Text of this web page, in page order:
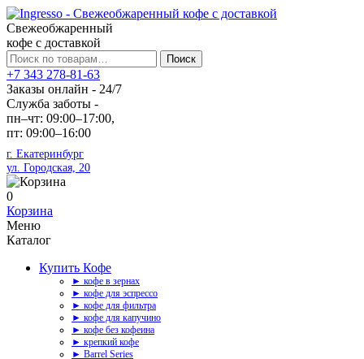
Свежеобжаренный
кофе с доставкой
Искать:
Поиск
+7 343 278-81-63
Заказы онлайн - 24/7
Служба заботы -
пн–чт: 09:00–17:00,
пт: 09:00–16:00
г. Екатеринбург
ул. Городская, 20
0
Корзина
Меню
Каталог
Купить Кофе
► кофе в зернах
► кофе для эспрессо
► кофе для фильтра
► кофе для капучино
► кофе без кофеина
► крепкий кофе
► Barrel Series